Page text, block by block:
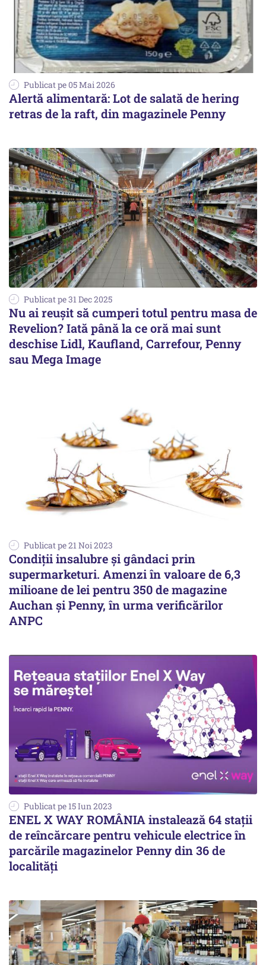
Publicat pe 05 Mai 2026
Alertă alimentară: Lot de salată de hering
retras de la raft, din magazinele Penny
Publicat pe 31 Dec 2025
Nu ai reușit să cumperi totul pentru masa de
Revelion? Iată până la ce oră mai sunt
deschise Lidl, Kaufland, Carrefour, Penny
sau Mega Image
Publicat pe 21 Noi 2023
Condiții insalubre și gândaci prin
supermarketuri. Amenzi în valoare de 6,3
milioane de lei pentru 350 de magazine
Auchan și Penny, în urma verificărilor
ANPC
Publicat pe 15 Iun 2023
ENEL X WAY ROMÂNIA instalează 64 stații
de reîncărcare pentru vehicule electrice în
parcările magazinelor Penny din 36 de
localități